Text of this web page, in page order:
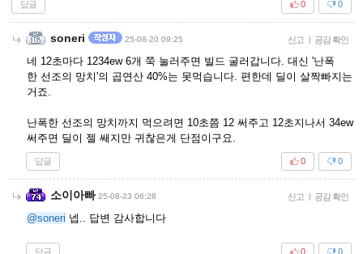
답글 0
0
soneri 25-08-20 09:25 신고 | 공감 확인
네 12초마다 1234ew 6개 쭉 눌러주면 빌드 굴러갑니다. 대신 '난폭
한 선조의 망치'의 곱연산 40%는 못먹습니다. 편한데 딜이 살짝빠지는
거죠.
난폭한 선조의 망치까지 먹으려면 10초쯤 12 써주고 12초지나서 34ew
써주면 딜이 젤 쌔지만 귀찮은게 단점이구요.
답글 0
0
소이아빠 25-08-23 06:28 신고 | 공감 확인
@soneri 넵.. 답변 감사합니다
답글 0
0